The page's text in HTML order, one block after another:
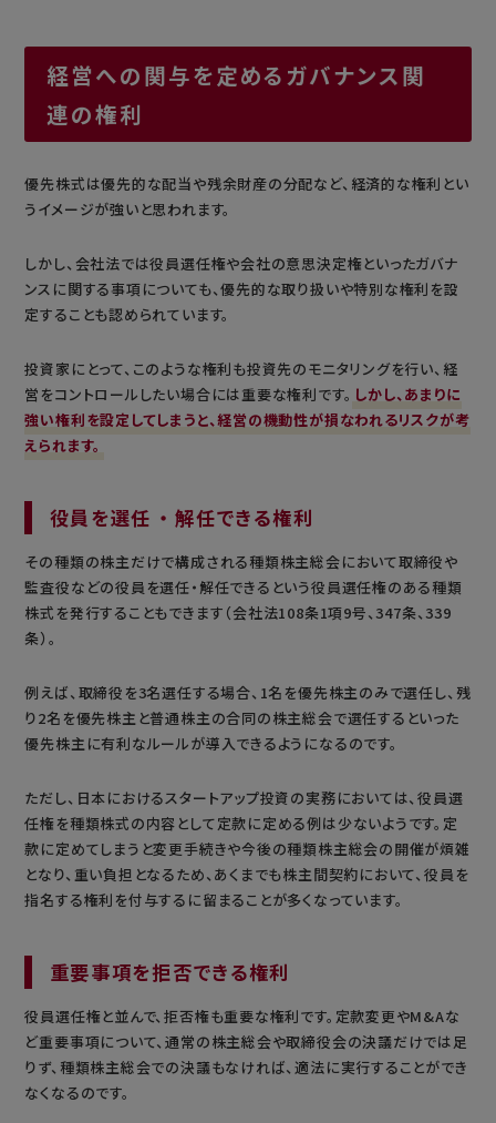
経営への関与を定めるガバナンス関
連の権利
優先株式は優先的な配当や残余財産の分配など、経済的な権利とい
うイメージが強いと思われます。
しかし、会社法では役員選任権や会社の意思決定権といったガバナ
ンスに関する事項についても、優先的な取り扱いや特別な権利を設
定することも認められています。
投資家にとって、このような権利も投資先のモニタリングを行い、経
営をコントロールしたい場合には重要な権利です。 しかし、あまりに
強い権利を設定してしまうと、経営の機動性が損なわれるリスクが考
えられます。
役員を選任 ・ 解任できる権利
その種類の株主だけで構成される種類株主総会において取締役や
監査役などの役員を選任・解任できるという役員選任権のある種類
株式を発行することもできます（会社法108条1項9号、347条、339
条）。
例えば、取締役を3名選任する場合、1名を優先株主のみで選任し、残
り2名を優先株主と普通株主の合同の株主総会で選任するといった
優先株主に有利なルールが導入できるようになるのです。
ただし、日本におけるスタートアップ投資の実務においては、役員選
任権を種類株式の内容として定款に定める例は少ないようです。定
款に定めてしまうと変更手続きや今後の種類株主総会の開催が煩雑
となり、重い負担となるため、あくまでも株主間契約において、役員を
指名する権利を付与するに留まることが多くなっています。
重要事項を拒否できる権利
役員選任権と並んで、拒否権も重要な権利です。定款変更やM&Aな
ど重要事項について、通常の株主総会や取締役会の決議だけでは足
りず、種類株主総会での決議もなければ、適法に実行することができ
なくなるのです。